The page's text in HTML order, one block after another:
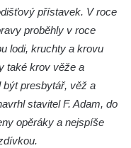
přístavek. V roce
proběhly v roce
lodi, kruchty a krovu
také krov věže a
být presbytář, věž a
stavitel F. Adam, do
opěráky a nejspíše